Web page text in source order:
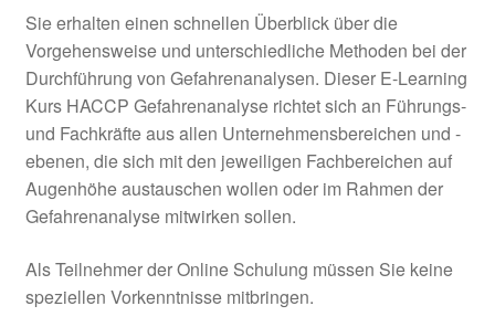
Sie erhalten einen schnellen Überblick über die
Vorgehensweise und unterschiedliche Methoden bei der
Durchführung von Gefahrenanalysen. Dieser E-Learning
Kurs HACCP Gefahrenanalyse richtet sich an Führungs-
und Fachkräfte aus allen Unternehmensbereichen und -
ebenen, die sich mit den jeweiligen Fachbereichen auf
Augenhöhe austauschen wollen oder im Rahmen der
Gefahrenanalyse mitwirken sollen.
Als Teilnehmer der Online Schulung müssen Sie keine
speziellen Vorkenntnisse mitbringen.